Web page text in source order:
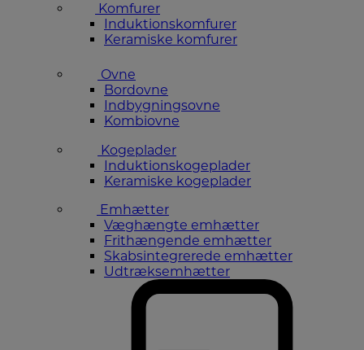
Komfurer
Induktionskomfurer
Keramiske komfurer
Ovne
Bordovne
Indbygningsovne
Kombiovne
Kogeplader
Induktionskogeplader
Keramiske kogeplader
Emhætter
Væghængte emhætter
Frithængende emhætter
Skabsintegrerede emhætter
Udtræksemhætter